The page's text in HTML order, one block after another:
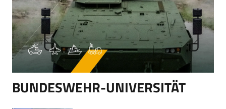
BUNDESWEHR-UNIVERSITÄT